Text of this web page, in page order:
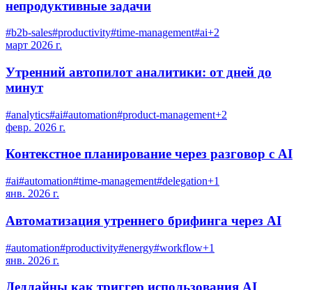
непродуктивные задачи
#b2b-sales#productivity#time-management#ai+2
март 2026 г.
Утренний автопилот аналитики: от дней до
минут
#analytics#ai#automation#product-management+2
февр. 2026 г.
Контекстное планирование через разговор с AI
#ai#automation#time-management#delegation+1
янв. 2026 г.
Автоматизация утреннего брифинга через AI
#automation#productivity#energy#workflow+1
янв. 2026 г.